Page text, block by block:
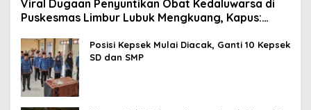
Viral Dugaan Penyuntikan Obat Kedaluwarsa di
Puskesmas Limbur Lubuk Mengkuang, Kapus:
Posisi Kepsek Mulai Diacak, Ganti 10 Kepsek
SD dan SMP